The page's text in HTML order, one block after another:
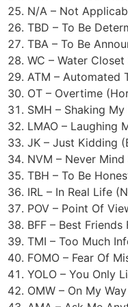
N/A – Not
TBD – To Be
TBA – To Be
WC – Water Closet
ATM – Automated
OT – Overtime
SMH – Shaking
LMAO – Laughing
JK – Just Kidding
NVM – Never
TBH – To Be
IRL – In Real Life
POV – Point Of
BFF – Best
TMI – Too Much
FOMO – Fear Of
YOLO – You Only
OMW – On My